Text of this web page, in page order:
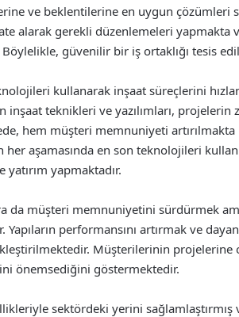
ve beklentilerine en uygun çözümleri
alarak gerekli düzenlemeleri yapmakta
güvenilir bir iş ortaklığı tesis
kullanarak inşaat süreçlerini
teknikleri ve yazılımları, projelerin
hem müşteri memnuniyeti
aşamasında en son teknolojileri
yapmaktadır.
da müşteri memnuniyetini sürdürmek
performansını artırmak ve
Müşterilerinin projelerine
önemsediğini göstermektedir.
sektördeki yerini